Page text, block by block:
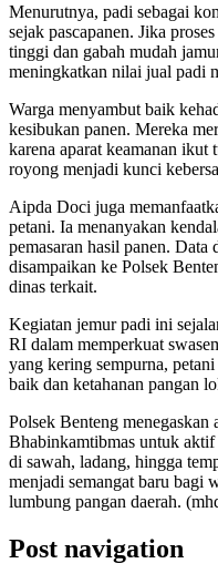
Menurutnya, padi sebagai
sejak pascapanen. Jika
tinggi dan gabah mudah
meningkatkan nilai jual padi
Warga menyambut baik
kesibukan panen. Mereka
karena aparat keamanan ikut
royong menjadi kunci
Aipda Doci juga
petani. Ia menanyakan
pemasaran hasil panen.
disampaikan ke Polsek
dinas terkait.
Kegiatan jemur padi ini
RI dalam memperkuat
yang kering sempurna,
baik dan ketahanan pangan
Polsek Benteng menegaskan
Bhabinkamtibmas untuk
di sawah, ladang, hingga
menjadi semangat baru bagi
lumbung pangan daerah.
Post navigation